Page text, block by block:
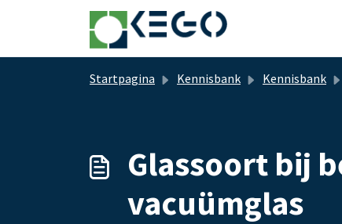
Doorgaan naar hoofdinhoud
Startpagina Kennisbank Kennisbank
Glassoort bij
vacuümglas